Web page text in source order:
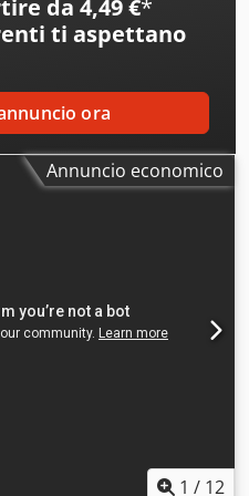
da 4,49 €*
ti aspettano
ora
Annuncio economico
1 / 12